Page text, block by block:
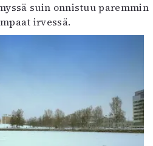
suin onnistuu paremmin
irvessä.